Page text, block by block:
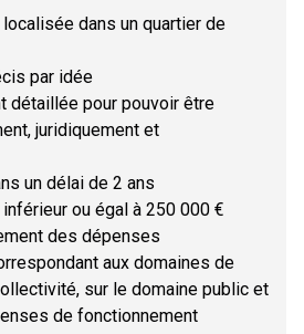
dans un quartier de
par idée
détaillée pour pouvoir être
juridiquement et
un délai de 2 ans
inférieur ou égal à 250 000 €
des dépenses
aux domaines de
sur le domaine public et
de fonctionnement